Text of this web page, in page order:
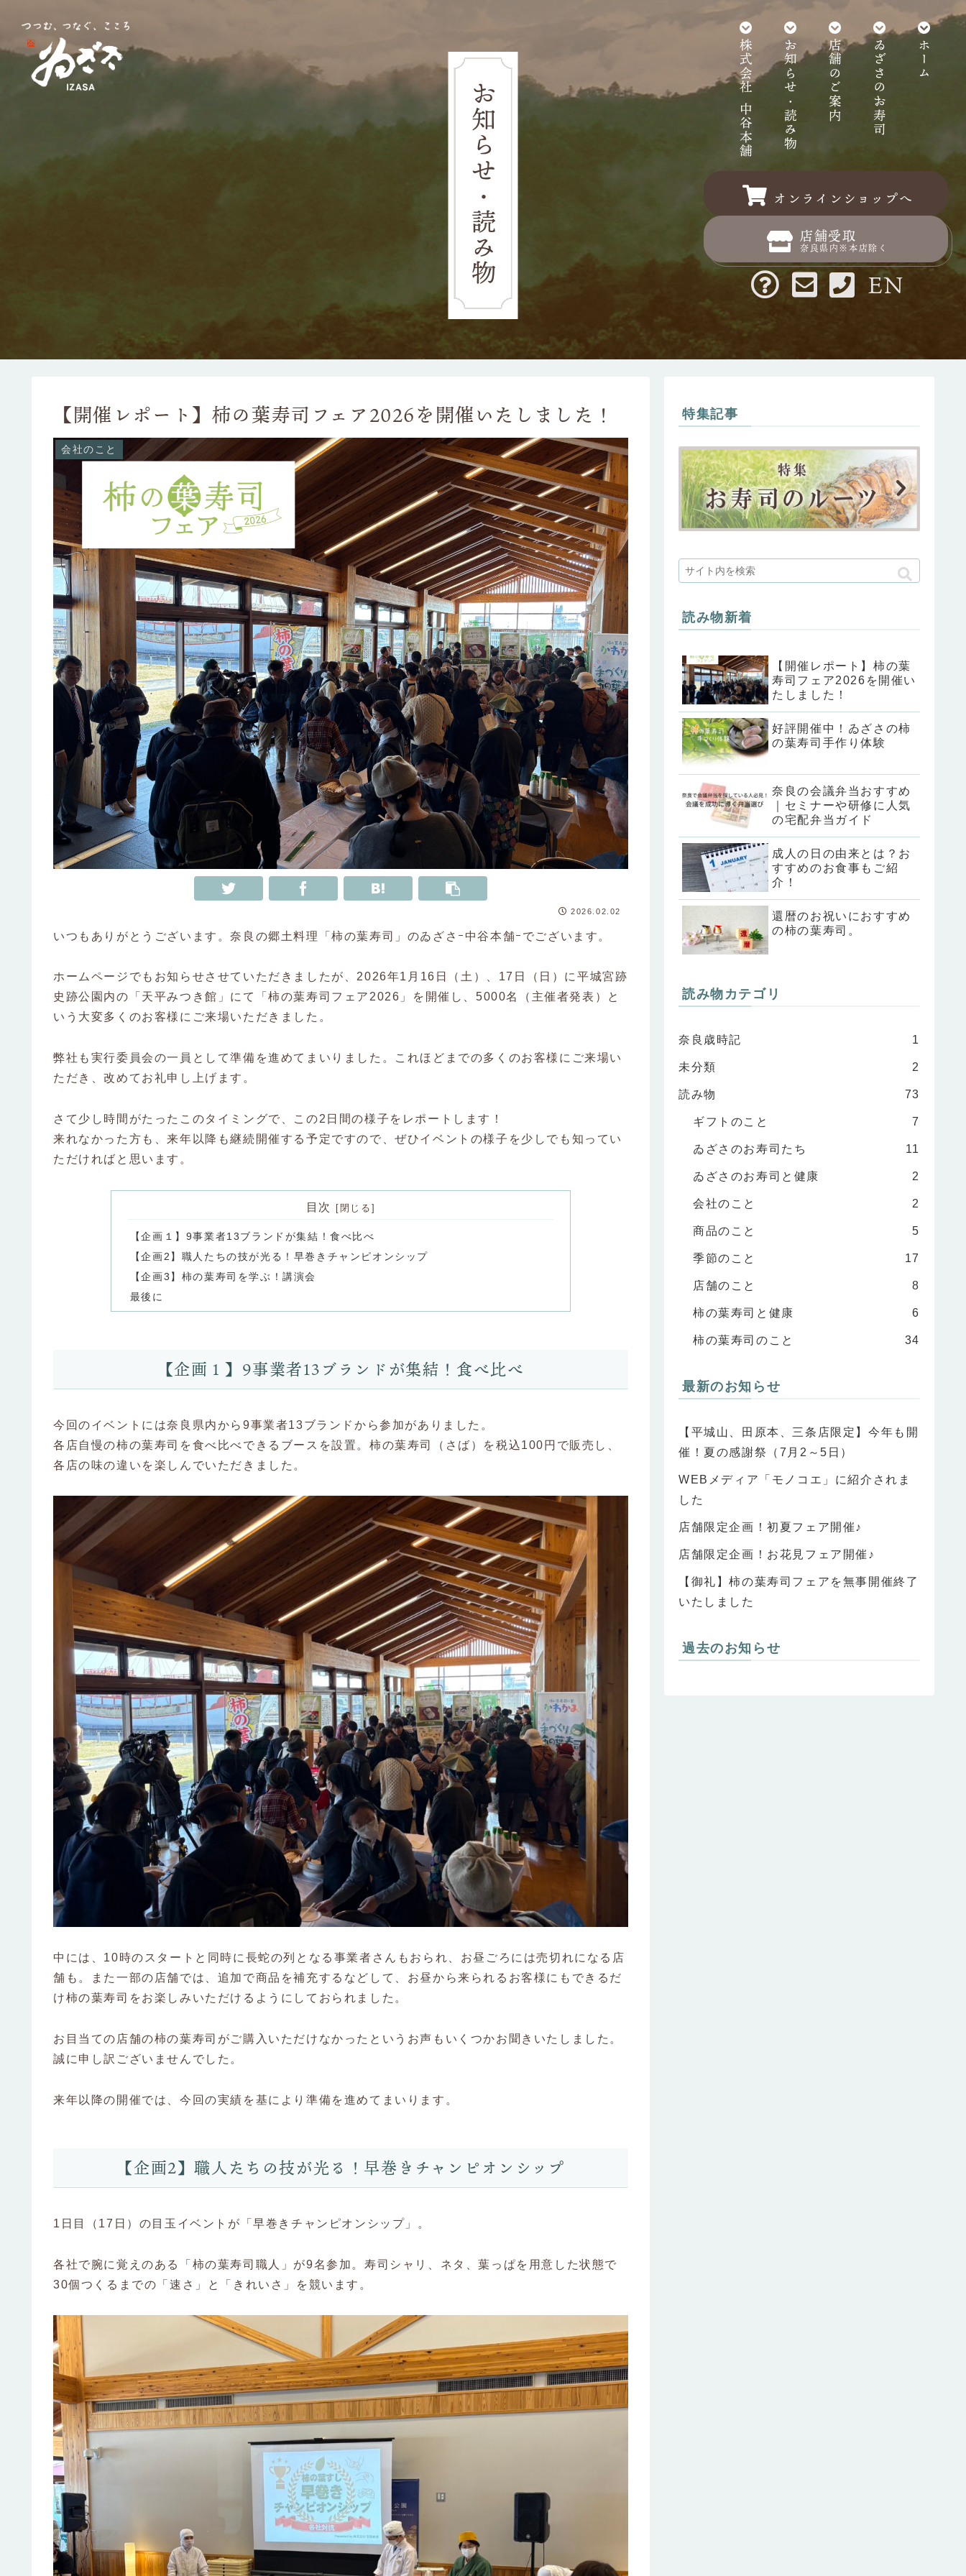
ホーム
ゐざさのお寿司
店舗のご案内
お知らせ・読み物
株式会社 中谷本舗
オンラインショップへ
店舗受取
奈良県内※本店除く
EN
お知らせ・読み物
【開催レポート】柿の葉寿司フェア2026を開催いたしました！
会社のこと
2026.02.02
いつもありがとうございます。奈良の郷土料理「柿の葉寿司」のゐざさｰ中谷本舗ｰでございます。
ホームページでもお知らせさせていただきましたが、2026年1月16日（土）、17日（日）に平城宮跡
史跡公園内の「天平みつき館」にて「柿の葉寿司フェア2026」を開催し、5000名（主催者発表）と
いう大変多くのお客様にご来場いただきました。
弊社も実行委員会の一員として準備を進めてまいりました。これほどまでの多くのお客様にご来場い
ただき、改めてお礼申し上げます。
さて少し時間がたったこのタイミングで、この2日間の様子をレポートします！
来れなかった方も、来年以降も継続開催する予定ですので、ぜひイベントの様子を少しでも知ってい
ただければと思います。
目次
【企画１】9事業者13ブランドが集結！食べ比べ
【企画2】職人たちの技が光る！早巻きチャンピオンシップ
【企画3】柿の葉寿司を学ぶ！講演会
最後に
【企画１】9事業者13ブランドが集結！食べ比べ
今回のイベントには奈良県内から9事業者13ブランドから参加がありました。
各店自慢の柿の葉寿司を食べ比べできるブースを設置。柿の葉寿司（さば）を税込100円で販売し、
各店の味の違いを楽しんでいただきました。
中には、10時のスタートと同時に長蛇の列となる事業者さんもおられ、お昼ごろには売切れになる店
舗も。また一部の店舗では、追加で商品を補充するなどして、お昼から来られるお客様にもできるだ
け柿の葉寿司をお楽しみいただけるようにしておられました。
お目当ての店舗の柿の葉寿司がご購入いただけなかったというお声もいくつかお聞きいたしました。
誠に申し訳ございませんでした。
来年以降の開催では、今回の実績を基により準備を進めてまいります。
【企画2】職人たちの技が光る！早巻きチャンピオンシップ
1日目（17日）の目玉イベントが「早巻きチャンピオンシップ」。
各社で腕に覚えのある「柿の葉寿司職人」が9名参加。寿司シャリ、ネタ、葉っぱを用意した状態で
30個つくるまでの「速さ」と「きれいさ」を競います。
特集記事
読み物新着
【開催レポート】柿の葉
寿司フェア2026を開催い
たしました！
好評開催中！ゐざさの柿
の葉寿司手作り体験
奈良の会議弁当おすすめ
｜セミナーや研修に人気
の宅配弁当ガイド
成人の日の由来とは？お
すすめのお食事もご紹
介！
還暦のお祝いにおすすめ
の柿の葉寿司。
読み物カテゴリ
奈良歳時記 1
未分類 2
読み物 73
ギフトのこと 7
ゐざさのお寿司たち 11
ゐざさのお寿司と健康 2
会社のこと 2
商品のこと 5
季節のこと 17
店舗のこと 8
柿の葉寿司と健康 6
柿の葉寿司のこと 34
最新のお知らせ
【平城山、田原本、三条店限定】今年も開
催！夏の感謝祭（7月2～5日）
WEBメディア「モノコエ」に紹介されま
した
店舗限定企画！初夏フェア開催♪
店舗限定企画！お花見フェア開催♪
【御礼】柿の葉寿司フェアを無事開催終了
いたしました
過去のお知らせ